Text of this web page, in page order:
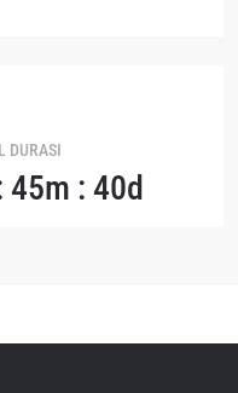
DURASI
45m : 40d